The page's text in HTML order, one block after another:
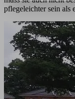
pflegeleichter sein als